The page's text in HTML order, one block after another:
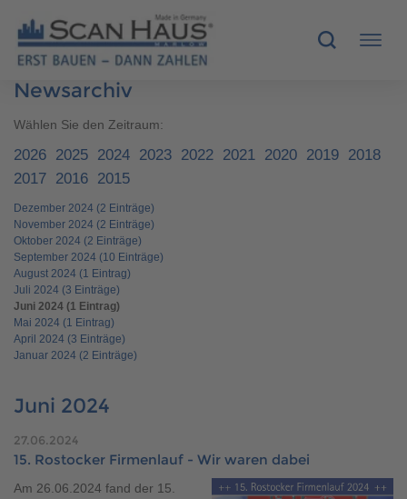
HÄUSER
MUSTERHÄUSER
SCANHAUS-VORTEILE
RUND UMS BAUEN
ÜBER UNS
KONTAKT
Brauchen Sie Hilfe?
038221 4000
Newsarchiv
Wählen Sie den Zeitraum:
2026 2025 2024 2023 2022 2021 2020 2019 2018
2017 2016 2015
Dezember 2024 (2 Einträge)
November 2024 (2 Einträge)
Oktober 2024 (2 Einträge)
September 2024 (10 Einträge)
August 2024 (1 Eintrag)
Juli 2024 (3 Einträge)
Juni 2024 (1 Eintrag)
Mai 2024 (1 Eintrag)
April 2024 (3 Einträge)
Januar 2024 (2 Einträge)
Juni 2024
27.06.2024
15. Rostocker Firmenlauf - Wir waren dabei
Am 26.06.2024 fand der 15.